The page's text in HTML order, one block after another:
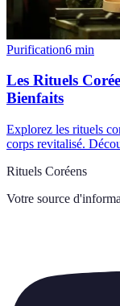
Purification6 min
Les Rituels
Bienfaits
Explorez les rituels
corps revitalisé.
Rituels Coréens
Votre source